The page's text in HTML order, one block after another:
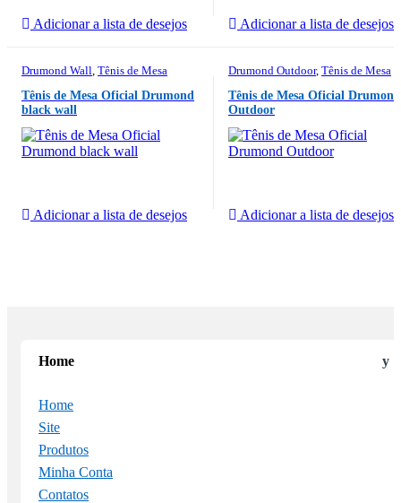
Adicionar a lista de desejos Adicionar a lista de desejos
Drumond Wall, Tênis de Mesa
Tênis de Mesa Oficial Drumond
black wall
Adicionar a lista de desejos
Drumond Outdoor, Tênis de Mesa
Tênis de Mesa Oficial Drumond
Outdoor
Adicionar a lista de desejos
Home
Home
Site
Produtos
Minha Conta
Contatos